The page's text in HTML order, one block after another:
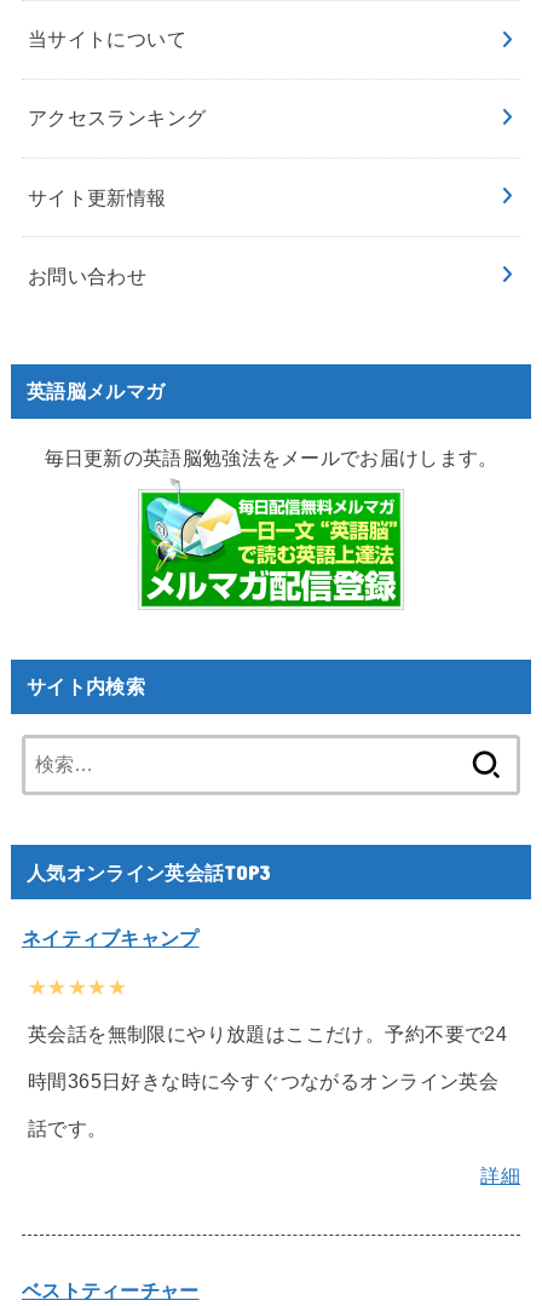
当サイトについて
アクセスランキング
サイト更新情報
お問い合わせ
英語脳メルマガ
毎日更新の英語脳勉強法をメールでお届けします。
サイト内検索
索:
人気オンライン英会話TOP3
ネイティブキャンプ
★★★★★
英会話を無制限にやり放題はここだけ。予約不要で24
時間365日好きな時に今すぐつながるオンライン英会
話です。
詳細
ベストティーチャー